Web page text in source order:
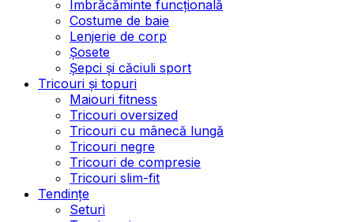
Îmbrăcăminte funcțională
Costume de baie
Lenjerie de corp
Șosete
Șepci și căciuli sport
Tricouri și topuri
Maiouri fitness
Tricouri oversized
Tricouri cu mânecă lungă
Tricouri negre
Tricouri de compresie
Tricouri slim-fit
Tendințe
Seturi